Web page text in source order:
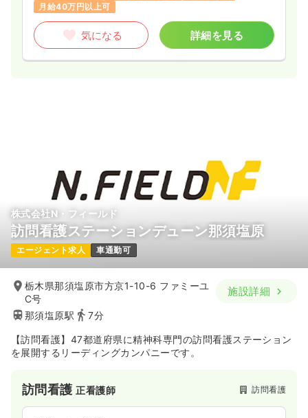
月給40万円以上可
気になる 詳細を見る
株式会社N・フィールド
訪問看護ステーションデューン那須塩原
エージェント求人 車通勤可
栃木県那須塩原市方京1-10-6 ファミーユ
C号
那須塩原駅
7分
施設詳細
【訪問看護】47都道府県に精神科専門の訪問看護ステーション
を展開するリーディングカンパニーです。
訪問看護正看護師 訪問看護